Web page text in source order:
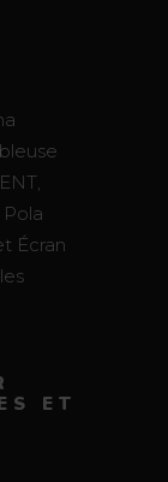
Écran
ET